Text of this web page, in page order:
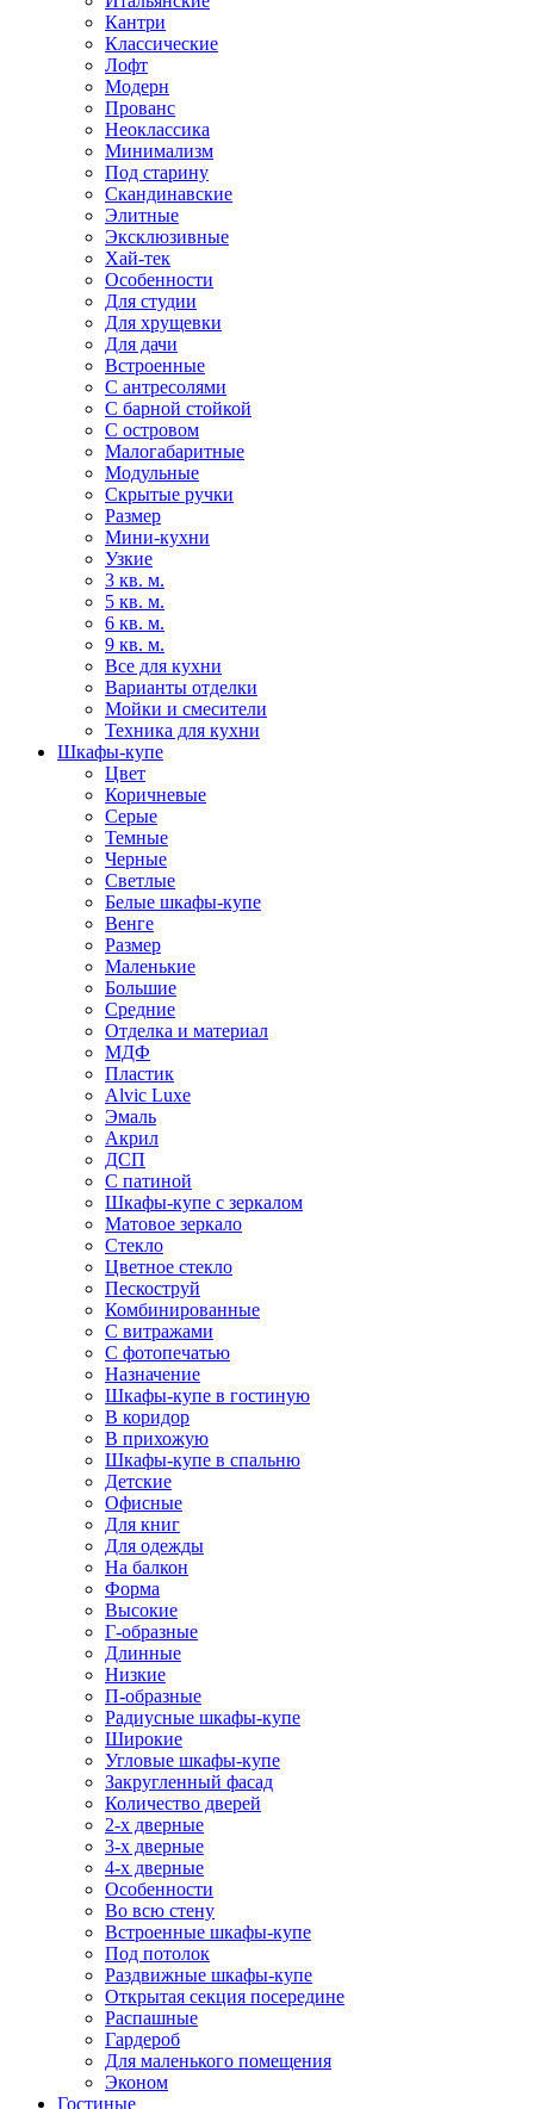
Кантри
Классические
Лофт
Модерн
Прованс
Неоклассика
Минимализм
Под старину
Скандинавские
Элитные
Эксклюзивные
Хай-тек
Особенности
Для студии
Для хрущевки
Для дачи
Встроенные
С антресолями
С барной стойкой
С островом
Малогабаритные
Модульные
Скрытые ручки
Размер
Мини-кухни
Узкие
3 кв. м.
5 кв. м.
6 кв. м.
9 кв. м.
Все для кухни
Варианты отделки
Мойки и смесители
Техника для кухни
Шкафы-купе
Цвет
Коричневые
Серые
Темные
Черные
Светлые
Белые шкафы-купе
Венге
Размер
Маленькие
Большие
Средние
Отделка и материал
МДФ
Пластик
Alvic Luxe
Эмаль
Акрил
ДСП
С патиной
Шкафы-купе с зеркалом
Матовое зеркало
Стекло
Цветное стекло
Пескоструй
Комбинированные
С витражами
С фотопечатью
Назначение
Шкафы-купе в гостиную
В коридор
В прихожую
Шкафы-купе в спальню
Детские
Офисные
Для книг
Для одежды
На балкон
Форма
Высокие
Г-образные
Длинные
Низкие
П-образные
Радиусные шкафы-купе
Широкие
Угловые шкафы-купе
Закругленный фасад
Количество дверей
2-х дверные
3-х дверные
4-х дверные
Особенности
Во всю стену
Встроенные шкафы-купе
Под потолок
Раздвижные шкафы-купе
Открытая секция посередине
Распашные
Гардероб
Для маленького помещения
Эконом
Гостиные